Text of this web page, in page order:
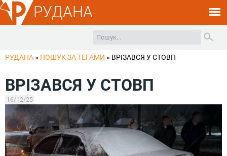
РУДАНА
РУДАНА » ПОШУК ЗА ТЕГАМИ » ВРІЗАВСЯ У СТОВП
ВРІЗАВСЯ У СТОВП
16/12/25